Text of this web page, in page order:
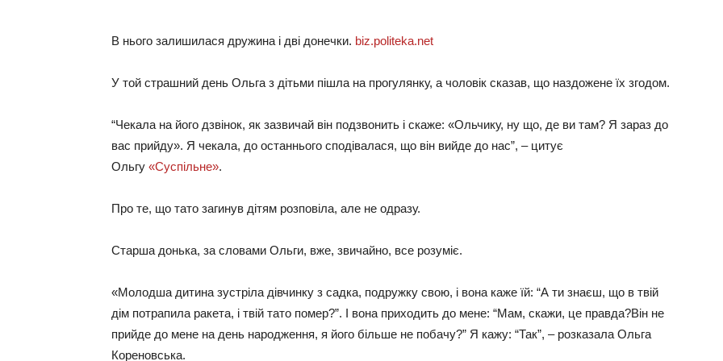
В нього залишилася дружина і дві донечки. biz.politeka.net
У той страшний день Ольга з дітьми пішла на прогулянку, а чоловік сказав, що наздожене їх згодом.
“Чекала на його дзвінок, як зазвичай він подзвонить і скаже: «Ольчику, ну що, де ви там? Я зараз до
вас прийду». Я чекала, до останнього сподівалася, що він вийде до нас”, – цитує
Ольгу «Суспільне».
Про те, що тато загинув дітям розповіла, але не одразу.
Старша донька, за словами Ольги, вже, звичайно, все розуміє.
«Молодша дитина зустріла дівчинку з садка, подружку свою, і вона каже їй: “А ти знаєш, що в твій
дім потрапила ракета, і твій тато помер?”. І вона приходить до мене: “Мам, скажи, це правда?Він не
прийде до мене на день народження, я його більше не побачу?” Я кажу: “Так”, – розказала Ольга
Кореновська.